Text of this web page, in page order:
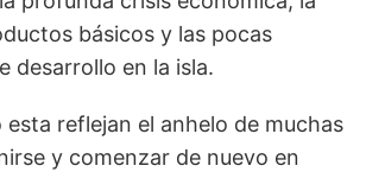
básicos y las pocas
desarrollo en la isla.
reflejan el anhelo de muchas
y comenzar de nuevo en